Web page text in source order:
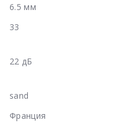
6.5 мм
33
22 дБ
sand
Франция